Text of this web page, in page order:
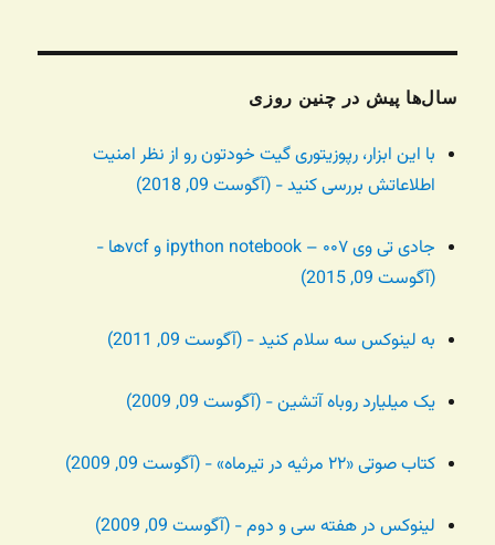
سال‌ها پیش در چنین روزی
با این ابزار، رپوزیتوری گیت خودتون رو از نظر امنیت
اطلاعاتش بررسی کنید - (آگوست 09, 2018)
جادی تی وی ۰۰۷ – ipython notebook و vcfها -
(آگوست 09, 2015)
به لینوکس سه سلام کنید - (آگوست 09, 2011)
یک میلیارد روباه آتشین - (آگوست 09, 2009)
کتاب صوتی «۲۲ مرثیه در تیرماه» - (آگوست 09, 2009)
لینوکس در هفته سی و دوم - (آگوست 09, 2009)